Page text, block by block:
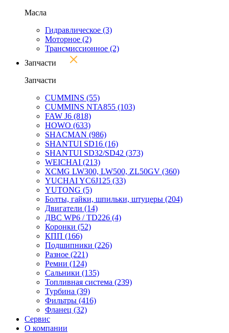
Масла
Гидравлическое (3)
Моторное (2)
Трансмиссионное (2)
Запчасти
Запчасти
CUMMINS (55)
CUMMINS NTA855 (103)
FAW J6 (818)
HOWO (633)
SHACMAN (986)
SHANTUI SD16 (16)
SHANTUI SD32/SD42 (373)
WEICHAI (213)
XCMG LW300, LW500, ZL50GV (360)
YUCHAI YC6J125 (33)
YUTONG (5)
Болты, гайки, шпильки, штуцеры (204)
Двигатели (14)
ДВС WP6 / TD226 (4)
Коронки (52)
КПП (166)
Подшипники (226)
Разное (221)
Ремни (124)
Сальники (135)
Топливная система (239)
Турбина (39)
Фильтры (416)
Фланец (32)
Сервис
О компании